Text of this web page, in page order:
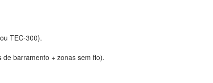
TEC-300).
barramento + zonas sem fio).